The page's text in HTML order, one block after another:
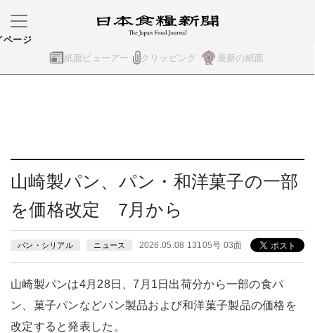
紙面ビューアー クリッピング 最新の紙面
ページ
山崎製パン、パン・和洋菓子の一部
を価格改定 7月から
パン・シリアル ニュース 2026.05.08 13105号 03面
山崎製パンは4月28日、7月1日出荷分から一部の食パ
ン、菓子パンなどパン製品および和洋菓子製品の価格を
改定すると発表した。